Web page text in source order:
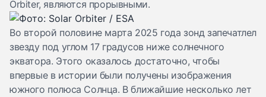
Orbiter, являются прорывными.
Во второй половине марта 2025 года зонд запечатлел
звезду под углом 17 градусов ниже солнечного
экватора. Этого оказалось достаточно, чтобы
впервые в истории были получены изображения
южного полюса Солнца. В ближайшие несколько лет